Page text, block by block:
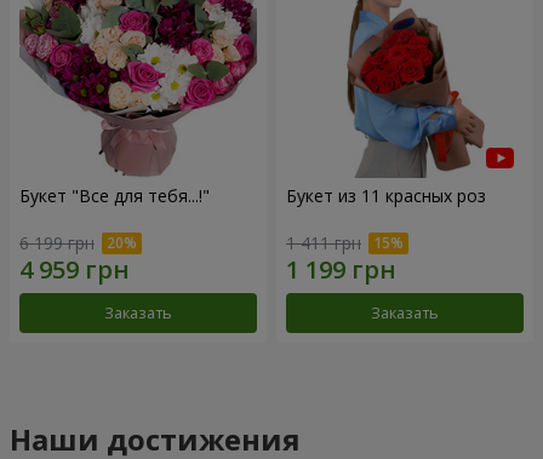
Букет "Все для тебя...!"
6 199 грн
Заказать
Букет из 11 красных роз
1 411 грн
Заказать
Наши достижения